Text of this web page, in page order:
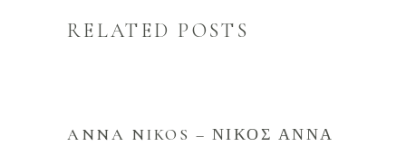
RELATED POSTS
ANNA NIKOS – ΝΊΚΟΣ ΆΝΝΑ